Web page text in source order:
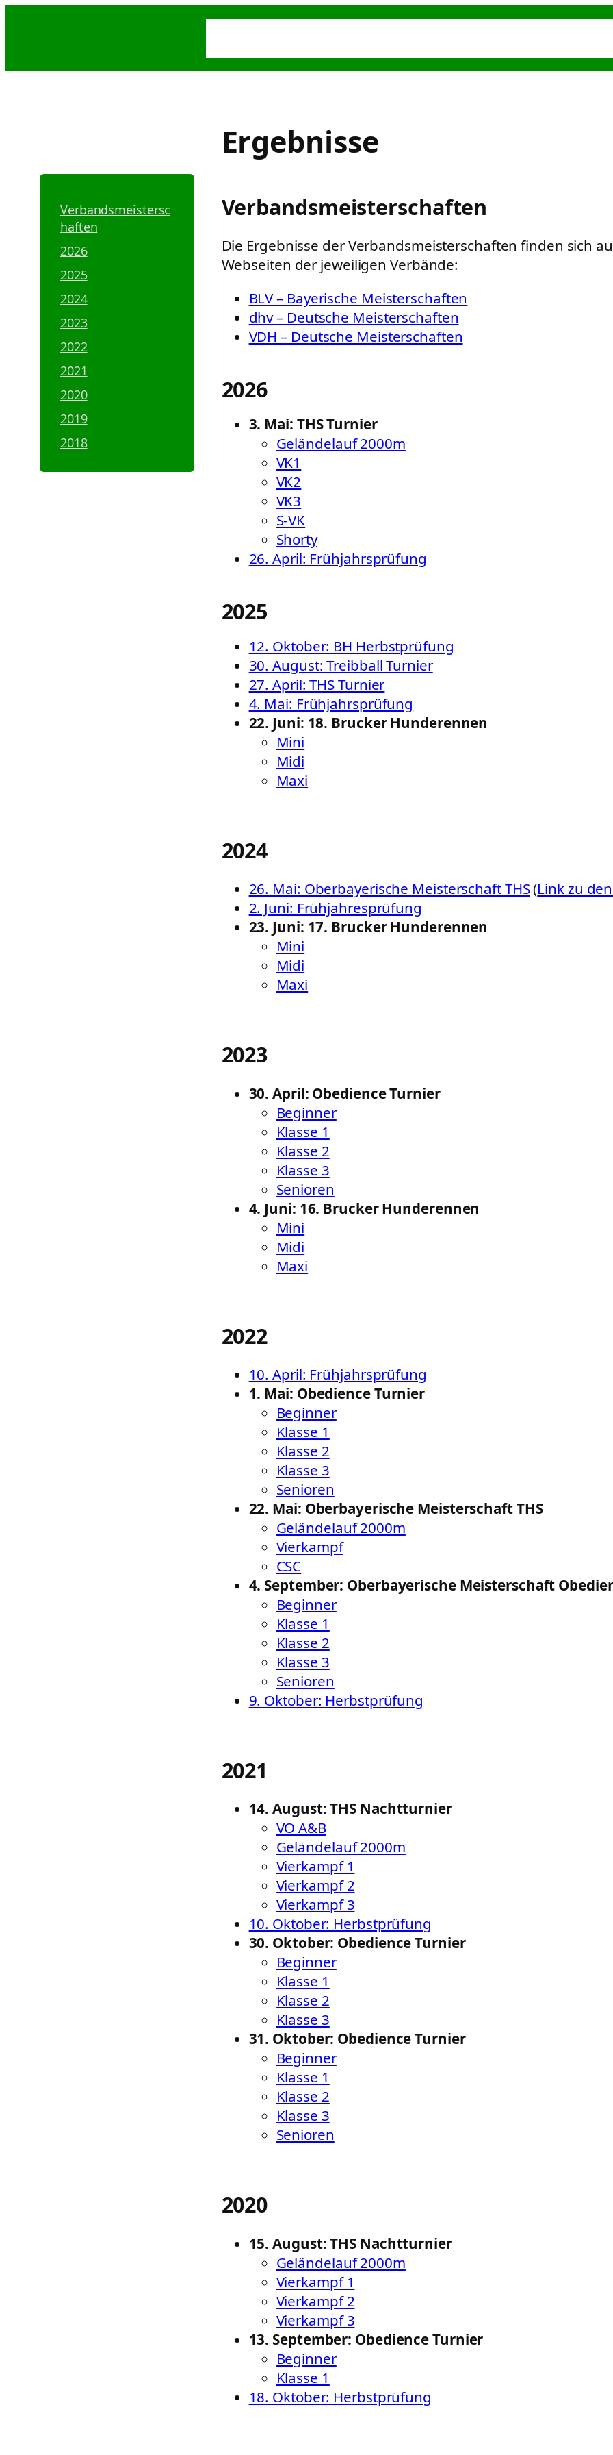
Verbandsmeistersc
haften
2026
2025
2024
2023
2022
2021
2020
2019
2018
Ergebnisse
Verbandsmeisterschaften
Die Ergebnisse der Verbandsmeisterschaften finden sich
Webseiten der jeweiligen Verbände:
BLV – Bayerische Meisterschaften
dhv – Deutsche Meisterschaften
VDH – Deutsche Meisterschaften
2026
3. Mai: THS Turnier
Geländelauf 2000m
VK1
VK2
VK3
S-VK
Shorty
26. April: Frühjahrsprüfung
2025
12. Oktober: BH Herbstprüfung
30. August: Treibball Turnier
27. April: THS Turnier
4. Mai: Frühjahrsprüfung
22. Juni: 18. Brucker Hunderennen
Mini
Midi
Maxi
2024
26. Mai: Oberbayerische Meisterschaft THS(Link zu
2. Juni: Frühjahresprüfung
23. Juni: 17. Brucker Hunderennen
Mini
Midi
Maxi
2023
30. April: Obedience Turnier
Beginner
Klasse 1
Klasse 2
Klasse 3
Senioren
4. Juni: 16. Brucker Hunderennen
Mini
Midi
Maxi
2022
10. April: Frühjahrsprüfung
1. Mai: Obedience Turnier
Beginner
Klasse 1
Klasse 2
Klasse 3
Senioren
22. Mai: Oberbayerische Meisterschaft THS
Geländelauf 2000m
Vierkampf
CSC
4. September: Oberbayerische Meisterschaft
Beginner
Klasse 1
Klasse 2
Klasse 3
Senioren
9. Oktober: Herbstprüfung
2021
14. August: THS Nachtturnier
VO A&B
Geländelauf 2000m
Vierkampf 1
Vierkampf 2
Vierkampf 3
10. Oktober: Herbstprüfung
30. Oktober: Obedience Turnier
Beginner
Klasse 1
Klasse 2
Klasse 3
31. Oktober: Obedience Turnier
Beginner
Klasse 1
Klasse 2
Klasse 3
Senioren
2020
15. August: THS Nachtturnier
Geländelauf 2000m
Vierkampf 1
Vierkampf 2
Vierkampf 3
13. September: Obedience Turnier
Beginner
Klasse 1
18. Oktober: Herbstprüfung